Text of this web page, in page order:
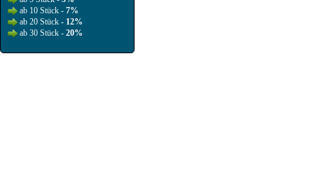
ab 10 Stück - 7%
ab 20 Stück - 12%
ab 30 Stück - 20%